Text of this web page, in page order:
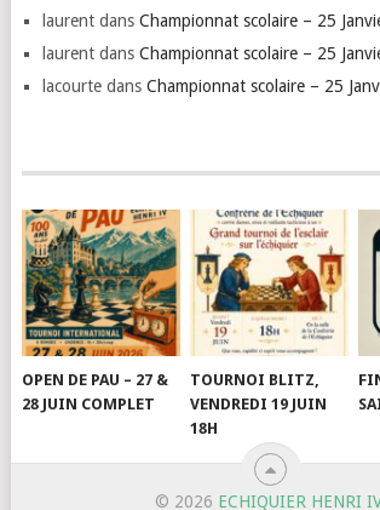
laurentdans Championnat scolaire – 25
laurentdans Championnat scolaire – 25
lacourtedans Championnat scolaire – 25
OPEN DE PAU – 27 &
28 JUIN COMPLET
TOURNOI BLITZ,
VENDREDI 19 JUIN
18H
© 2026 ECHIQUIER HENRI